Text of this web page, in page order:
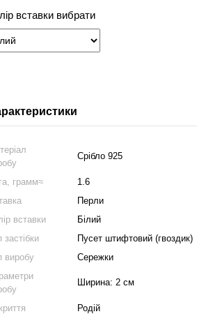
вставки вибрати
Срібло 925
грамм≈
1.6
Перли
вставки
Білий
застібки
Пусет штифтовий (гвоздик)
виробу
Сережки
Ширина: 2 см
Родій